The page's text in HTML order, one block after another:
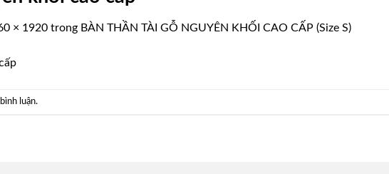
× 1920 trong BÀN THẦN TÀI GỖ NGUYÊN KHỐI CAO CẤP (Size S)
luận.